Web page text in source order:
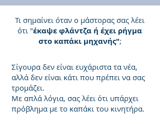
Τι σημαίνει όταν ο μάστορας σας λέει
ότι "έκαψε φλάντζα ή έχει ρήγμα
στο καπάκι μηχανής";
Σίγουρα δεν είναι ευχάριστα τα νέα,
αλλά δεν είναι κάτι που πρέπει να σας
τρομάζει.
Με απλά λόγια, σας λέει ότι υπάρχει
πρόβλημα με το καπάκι του κινητήρα.